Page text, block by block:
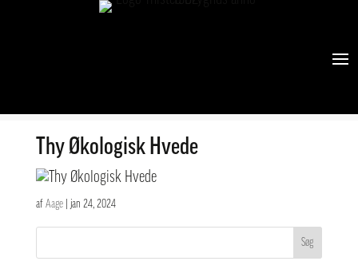
afvizuall|jan 24, 2024
Thy Økologisk Hvede
af Aage| jan 24, 2024
Søg